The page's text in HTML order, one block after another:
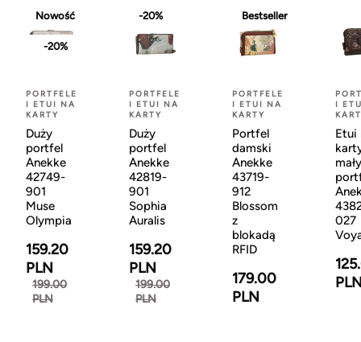
Nowość
-20%
PORTFELE
I ETUI NA
KARTY
Duży
portfel
Anekke
42749-
901
Muse
Olympia
159.20
PLN
199.00
PLN
-20%
PORTFELE
I ETUI NA
KARTY
Duży
portfel
Anekke
42819-
901
Sophia
Auralis
159.20
PLN
199.00
PLN
Bestseller
PORTFELE
I ETUI NA
KARTY
Portfel
damski
Anekke
43719-
912
Blossom
z
blokadą
RFID
179.00
PLN
I
Etui
mały
027